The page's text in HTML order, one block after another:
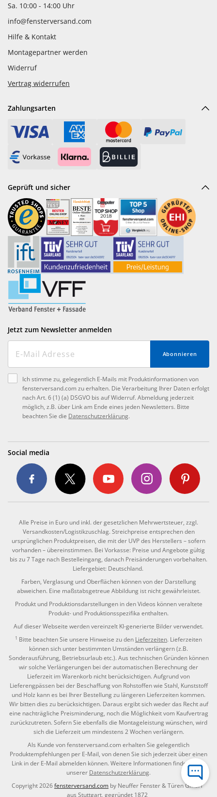
Sa. 10:00 - 14:00 Uhr
info@fensterversand.com
Hilfe & Kontakt
Montagepartner werden
Widerruf
Vertrag widerrufen
Zahlungsarten
Geprüft und sicher
Jetzt zum Newsletter anmelden
Abonnieren
Ich stimme zu, gelegentlich E-Mails mit Produktinformationen von
fensterversand.com zu erhalten. Die Verarbeitung Ihrer Daten erfolgt
nach Art. 6 (1) (a) DSGVO bis auf Widerruf. Abmeldung jederzeit
möglich, z.B. über Link am Ende eines jeden Newsletters. Bitte
beachten Sie die Datenschutzerklärung.
Social media
Alle Preise in Euro und inkl. der gesetzlichen Mehrwertsteuer, zzgl.
Versandkosten/Logistikzuschlag. Streichpreise entsprechen den
ursprünglichen Produktpreisen, die mit der UVP des Herstellers – sofern
vorhanden – übereinstimmen. Bei Vorkasse: Preise und Angebote gültig
bis zu 7 Tage nach Bestelleingang, danach Preisänderungen vorbehalten.
Liefergebiet: Deutschland.
Farben, Verglasung und Oberflächen können von der Darstellung
abweichen. Eine maßstabsgetreue Abbildung ist nicht gewährleistet.
Produkt und Produktionsdarstellungen in den Videos können veraltete
Produkt- und Produktionsspezifika enthalten.
Auf dieser Webseite werden vereinzelt KI-generierte Bilder verwendet.
1 Bitte beachten Sie unsere Hinweise zu den Lieferzeiten. Lieferzeiten
können sich unter bestimmten Umständen verlängern (z.B.
Sonderausführung, Betriebsurlaub etc.). Aus technischen Gründen können
wir solche Verlängerungen bei der automatischen Berechnung der
Lieferzeit im Warenkorb nicht berücksichtigen. Aufgrund von
Lieferengpässen bei der Beschaffung von Rohstoffen wie Stahl, Kunststoff
und Holz kann es bei Ihrer Bestellung zu längeren Lieferzeiten kommen.
Wir bitten dies zu berücksichtigen. Daraus ergibt sich weder das Recht auf
eine nachträgliche Preisminderung, noch die Möglichkeit vom Kaufvertrag
zurückzutreten. Sofern Sie ebenfalls die Montageleistung wünschen, wird
sich die Lieferzeit um mindestens 2 Wochen verlängern.
Als Kunde von fensterversand.com erhalten Sie gelegentlich
Produktempfehlungen per E-Mail, von denen Sie sich jederzeit über einen
Link in der E-Mail abmelden können. Weitere Informationen finden Sie in
unserer Datenschutzerklärung.
Copyright 2026fensterversand.com by Neuffer Fenster & Türen GmbH
aus Stuttgart, gegründet 1872